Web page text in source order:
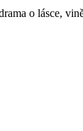
o lásce,